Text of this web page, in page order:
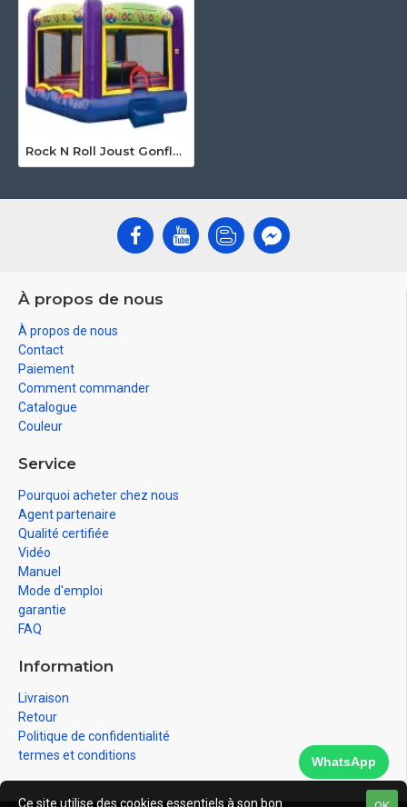
Rock N Roll Joust Gonflable
À propos de nous
À propos de nous
Contact
Paiement
Comment commander
Catalogue
Couleur
Service
Pourquoi acheter chez nous
Agent partenaire
Qualité certifiée
Vidéo
Manuel
Mode d'emploi
garantie
FAQ
Information
Livraison
Retour
Politique de confidentialité
termes et conditions
Ce site utilise des cookies essentiels à son bon
WhatsApp